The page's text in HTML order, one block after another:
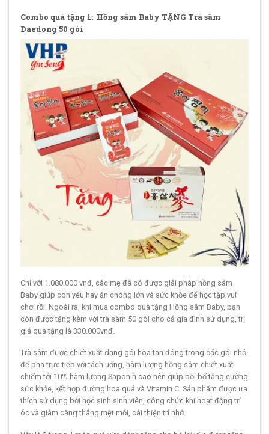
Combo quà tặng 1: Hồng sâm Baby TẶNG Trà sâm
Daedong 50 gói
Chỉ với 1.080.000 vnđ, các mẹ đã có được giải pháp hồng sâm
Baby giúp con yêu hay ăn chóng lớn và sức khỏe để học tập vui
chơi rồi. Ngoài ra, khi mua combo quà tặng Hồng sâm Baby, bạn
còn được tặng kèm với trà sâm 50 gói cho cả gia đình sử dụng, trị
giá quà tặng là 330.000vnđ.
Trà sâm được chiết xuất dạng gói hòa tan đóng trong các gói nhỏ
để pha trực tiếp với tách uống, hàm lượng hồng sâm chiết xuất
chiếm tới 10% hàm lượng Saponin cao nên giúp bồi bổ tăng cường
sức khỏe, kết hợp đường hoa quả và Vitamin C. Sản phẩm được ưa
thích sử dụng bởi học sinh sinh viên, công chức khi hoạt động trí
óc và giảm căng thẳng mệt mỏi, cải thiện trí nhớ.